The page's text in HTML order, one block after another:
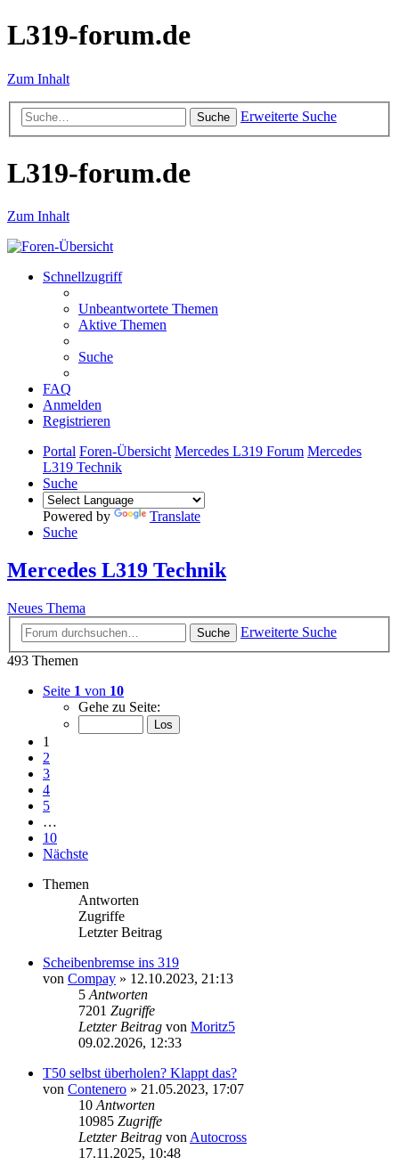
L319-forum.de
Zum Inhalt
Suche Erweiterte Suche
L319-forum.de
Zum Inhalt
Schnellzugriff
Unbeantwortete Themen
Aktive Themen
Suche
FAQ
Anmelden
Registrieren
Portal Foren-Übersicht Mercedes L319 Forum Mercedes
L319 Technik
Suche
Powered by
Translate
Suche
Mercedes L319 Technik
Neues Thema
Suche
Erweiterte Suche
493 Themen
Seite 1 von 10
Gehe zu Seite:
1
2
3
4
5
…
10
Nächste
Themen
Antworten
Zugriffe
Letzter Beitrag
Scheibenbremse ins 319
von Compay » 12.10.2023, 21:13
5 Antworten
7201 Zugriffe
Letzter Beitrag von Moritz5
09.02.2026, 12:33
T50 selbst überholen? Klappt das?
von Contenero » 21.05.2023, 17:07
10 Antworten
10985 Zugriffe
Letzter Beitrag von Autocross
17.11.2025, 10:48